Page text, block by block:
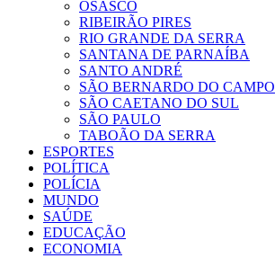
OSASCO
RIBEIRÃO PIRES
RIO GRANDE DA SERRA
SANTANA DE PARNAÍBA
SANTO ANDRÉ
SÃO BERNARDO DO CAMPO
SÃO CAETANO DO SUL
SÃO PAULO
TABOÃO DA SERRA
ESPORTES
POLÍTICA
POLÍCIA
MUNDO
SAÚDE
EDUCAÇÃO
ECONOMIA